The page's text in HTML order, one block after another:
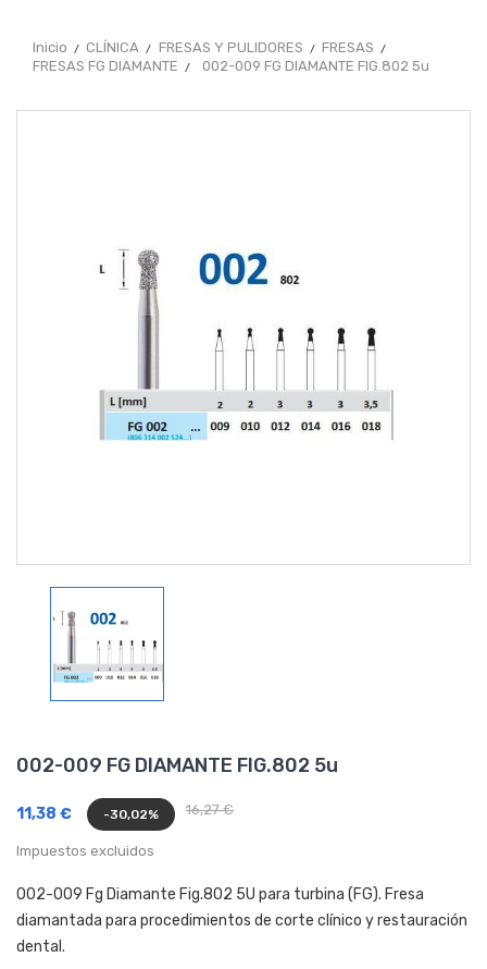
Inicio CLÍNICA FRESAS Y PULIDORES
FRESAS
FRESAS FG DIAMANTE
002-009 FG DIAMANTE FIG.802 5u
002-009 FG DIAMANTE FIG.802 5u
16,27 €
11,38 € -30,02%
Impuestos excluidos
002-009 Fg Diamante Fig.802 5U para turbina (FG). Fresa
diamantada para procedimientos de corte clínico y restauración
dental.